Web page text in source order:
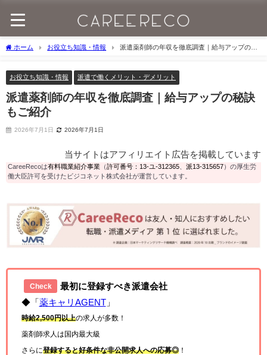
ホーム お役立ち知識・情報
派遣薬剤師の年収を徹底調査｜給与アップの秘
お役立ち知識・情報 派遣で働くメリット・デメリット
派遣薬剤師の年収を徹底調査｜給与アップの秘訣
もご紹介
2026年7月1日 2026年7月1日
当サイトはアフィリエイト広告を掲載しています
CareeRecoは有料職業紹介事業 （許可番号：13-ユ-312365、 派13-315657）の厚生労
働大臣許可を受けたビジコネット株式会社が運営しています。
Check
最初に登録すべき派遣会社
◆「 薬キャリAGENT」
時給2,500円以上の求人が多数！
薬剤師求人は国内最大級
さらに登録すると好条件な非公開求人への応募◎！